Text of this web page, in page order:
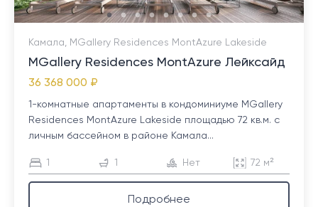
Камала, MGallery Residences MontAzure Lakeside
MGallery Residences MontAzure Лейксайд
36 368 000 ₽
1-комнатные апартаменты в кондоминиуме MGallery
Residences MontAzure Lakeside площадью 72 кв.м. с
личным бассейном в районе Камала...
1 1 Нет 72 м²
Подробнее